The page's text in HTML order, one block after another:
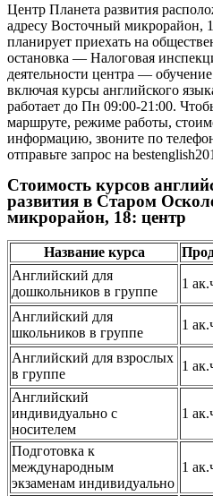
Центр Планета развития
адресу Восточный микрорайон,
планирует приехать на
остановка — Налоговая
деятельности центра —
включая курсы английского
работает до Пн 09:00-21:00.
маршруте, режиме работы,
информацию, звоните по
отправьте запрос на
Стоимость курсов
развития в Старом
микрорайон, 18: центр
Название курса
Английский для
дошкольников в группе
1
Английский для
школьников в группе
1
Английский для взрослых
в группе
1
Английский
индивидуально с
носителем
1
Подготовка к
международным
экзаменам индивидуально
1